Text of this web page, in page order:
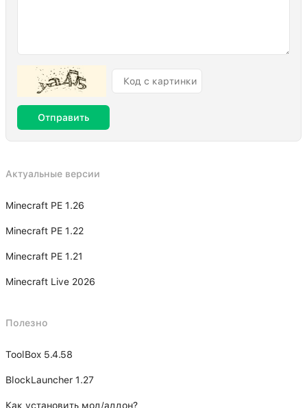
Отправить
Актуальные версии
Minecraft PE 1.26
Minecraft PE 1.22
Minecraft PE 1.21
Minecraft Live 2026
Полезно
ToolBox 5.4.58
BlockLauncher 1.27
Как установить мод/аддон?